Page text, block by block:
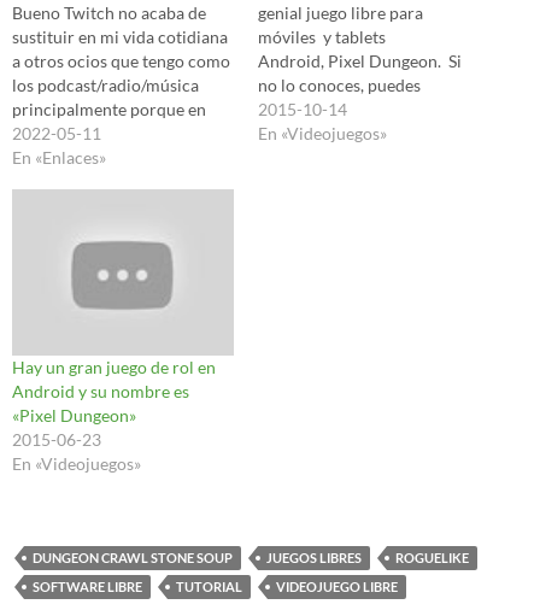
Bueno Twitch no acaba de
sustituir en mi vida cotidiana
a otros ocios que tengo como
los podcast/radio/música
principalmente porque en
esta vida que tengo...uff...no
puedo secuestrar mis ojos de
podcast/radio/música, pero…
2022-05-11
En «Enlaces»
genial juego libre para
móviles y tablets
Android, Pixel Dungeon. Si
no lo conoces, puedes
encontrar un articulo que
escribí hace poco tiempo de
2015-10-14
En «Videojuegos»
Hay un gran juego de rol en
Android y su nombre es
«Pixel Dungeon»
2015-06-23
En «Videojuegos»
DUNGEON CRAWL STONE SOUP JUEGOS LIBRES
ROGUELIKE
SOFTWARE LIBRE
TUTORIAL VIDEOJUEGO LIBRE